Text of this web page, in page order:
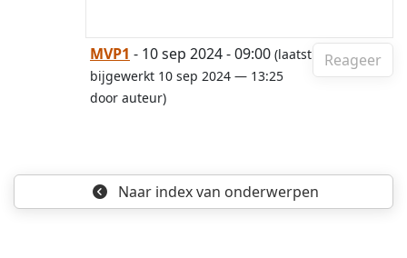
Reageer
MVP1 - 10 sep 2024 - 09:00 (laatst
bijgewerkt 10 sep 2024 — 13:25
door auteur)
Naar indexvan onderwerpen